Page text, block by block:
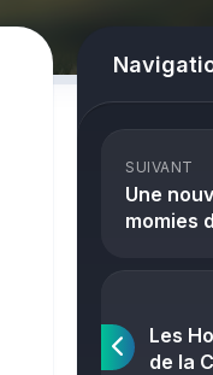
SUIVANT
Une
momies
Les
de la